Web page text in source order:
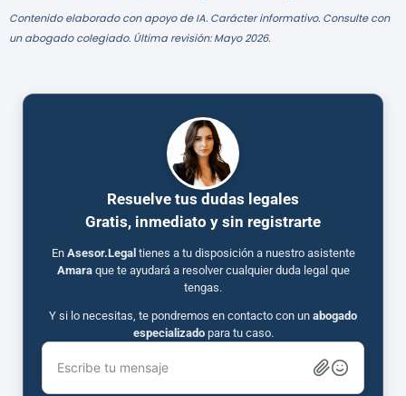
Contenido elaborado con apoyo de IA. Carácter informativo. Consulte con
un abogado colegiado. Última revisión: Mayo 2026.
Resuelve tus dudas legales
Gratis, inmediato y sin registrarte
En Asesor.Legal tienes a tu disposición a nuestro asistente
Amaraque te ayudará a resolver cualquier duda legal que
tengas.
Y si lo necesitas, te pondremos en contacto con un abogado
especializadopara tu caso.
Escribe tu mensaje